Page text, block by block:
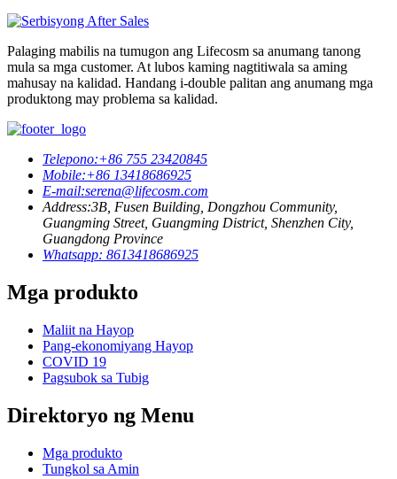
Palaging mabilis na tumugon ang Lifecosm sa anumang tanong
mula sa mga customer. At lubos kaming nagtitiwala sa aming
mahusay na kalidad. Handang i-double palitan ang anumang mga
produktong may problema sa kalidad.
Telepono:+86 755 23420845
Mobile:+86 13418686925
E-mail:serena@lifecosm.com
Address:3B, Fusen Building, Dongzhou Community,
Guangming Street, Guangming District, Shenzhen City,
Guangdong Province
Whatsapp: 8613418686925
Mga produkto
Maliit na Hayop
Pang-ekonomiyang Hayop
COVID 19
Pagsubok sa Tubig
Direktoryo ng Menu
Mga produkto
Tungkol sa Amin